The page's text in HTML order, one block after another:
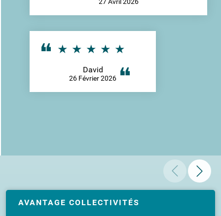
David
26 Février 2026
AVANTAGE COLLECTIVITÉS